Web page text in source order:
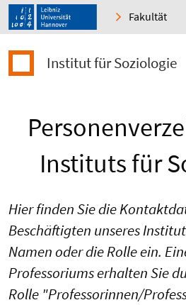
Fakultät
Institut für Soziologie
Instituts für
Hier finden Sie die
Beschäftigten unseres
Namen oder die Rolle ein.
Professoriums erhalten Sie
Rolle "Professorinnen/